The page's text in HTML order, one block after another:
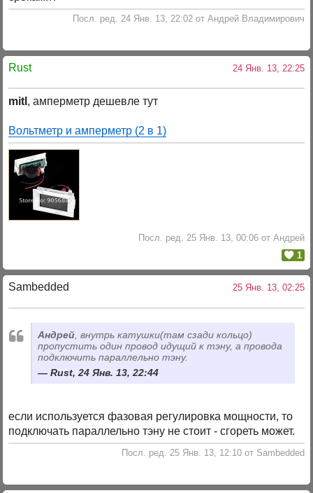
Посл. ред. 24 Янв. 13, 22:02 от Андрей Владимирович
Rust 24 Янв. 13, 22:25
mitl , амперметр дешевле тут
Вольтметр и амперметр (2 в 1)
Посл. ред. 25 Янв. 13, 00:06 от Андрей
1
Sambedded 25 Янв. 13, 02:25
Андрей , внутрь катушки(там сзади кольцо)
пропустить один провод идущий к тэну, а провода
подключить параллельно тэну.
Rust, 24 Янв. 13, 22:44
если используется фазовая регулировка мощности, то
подключать параллельно тэну не стоит - сгореть может.
Посл. ред. 25 Янв. 13, 12:10 от Sambedded